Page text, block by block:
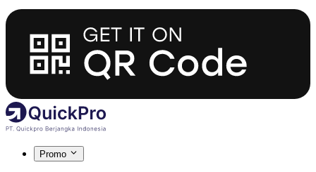
Promo